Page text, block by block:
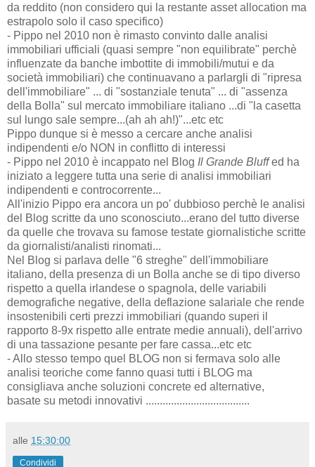
da reddito (non considero qui la restante asset allocation ma
estrapolo solo il caso specifico)
- Pippo nel 2010 non è rimasto convinto dalle analisi
immobiliari ufficiali (quasi sempre "non equilibrate" perchè
influenzate da banche imbottite di immobili/mutui e da
società immobiliari) che continuavano a parlargli di "ripresa
dell'immobiliare" ... di "sostanziale tenuta" ... di "assenza
della Bolla" sul mercato immobiliare italiano ...di "la casetta
sul lungo sale sempre...(ah ah ah!)"...etc etc
Pippo dunque si è messo a cercare anche analisi
indipendenti e/o NON in conflitto di interessi
- Pippo nel 2010 è incappato nel Blog Il Grande Bluffed ha
iniziato a leggere tutta una serie di analisi immobiliari
indipendenti e controcorrente...
All'inizio Pippo era ancora un po' dubbioso perchè le analisi
del Blog scritte da uno sconosciuto...erano del tutto diverse
da quelle che trovava su famose testate giornalistiche scritte
da giornalisti/analisti rinomati...
Nel Blog si parlava delle "6 streghe" dell'immobiliare
italiano, della presenza di un Bolla anche se di tipo diverso
rispetto a quella irlandese o spagnola, delle variabili
demografiche negative, della deflazione salariale che rende
insostenibili certi prezzi immobiliari (quando superi il
rapporto 8-9x rispetto alle entrate medie annuali), dell'arrivo
di una tassazione pesante per fare cassa...etc etc
- Allo stesso tempo quel BLOG non si fermava solo alle
analisi teoriche come fanno quasi tutti i BLOG ma
consigliava anche soluzioni concrete ed alternative,
basate su metodi innovativi .....................................
alle 15:30:00
Condividi